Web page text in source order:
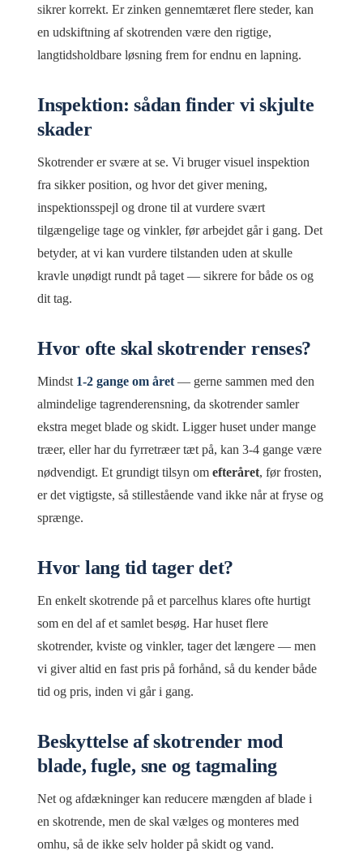
sikrer korrekt. Er zinken gennemtæret flere steder, kan
en udskiftning af skotrenden være den rigtige,
langtidsholdbare løsning frem for endnu en lapning.
Inspektion: sådan finder vi skjulte
skader
Skotrender er svære at se. Vi bruger visuel inspektion
fra sikker position, og hvor det giver mening,
inspektionsspejl og drone til at vurdere svært
tilgængelige tage og vinkler, før arbejdet går i gang. Det
betyder, at vi kan vurdere tilstanden uden at skulle
kravle unødigt rundt på taget — sikrere for både os og
dit tag.
Hvor ofte skal skotrender renses?
Mindst 1-2 gange om året — gerne sammen med den
almindelige tagrenderensning, da skotrender samler
ekstra meget blade og skidt. Ligger huset under mange
træer, eller har du fyrretræer tæt på, kan 3-4 gange være
nødvendigt. Et grundigt tilsyn om efteråret, før frosten,
er det vigtigste, så stillestående vand ikke når at fryse og
sprænge.
Hvor lang tid tager det?
En enkelt skotrende på et parcelhus klares ofte hurtigt
som en del af et samlet besøg. Har huset flere
skotrender, kviste og vinkler, tager det længere — men
vi giver altid en fast pris på forhånd, så du kender både
tid og pris, inden vi går i gang.
Beskyttelse af skotrender mod
blade, fugle, sne og tagmaling
Net og afdækninger kan reducere mængden af blade i
en skotrende, men de skal vælges og monteres med
omhu, så de ikke selv holder på skidt og vand.